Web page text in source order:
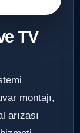
TV
montajı,
arızası